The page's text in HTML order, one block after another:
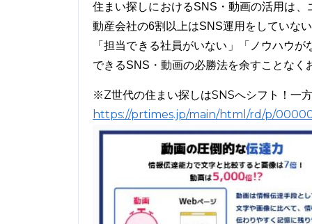
住まい探しにおけるSNS・動画の活用は
動産会社の6割以上はSNS運用をしていな
「担当できる社員がいない」「ノウハウ
できるSNS・動画の必勝法を余すことなく
※Z世代の住まい探しはSNSへシフト！一
https://prtimes.jp/main/html/rd/p/